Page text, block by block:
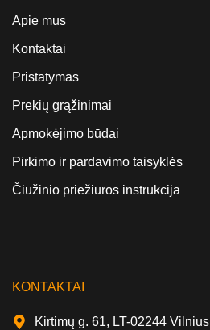
Apie mus
Kontaktai
Pristatymas
Prekių grąžinimai
Apmokėjimo būdai
Pirkimo ir pardavimo taisyklės
Čiužinio priežiūros instrukcija
KONTAKTAI
Kirtimų g. 61, LT-02244 Vilnius